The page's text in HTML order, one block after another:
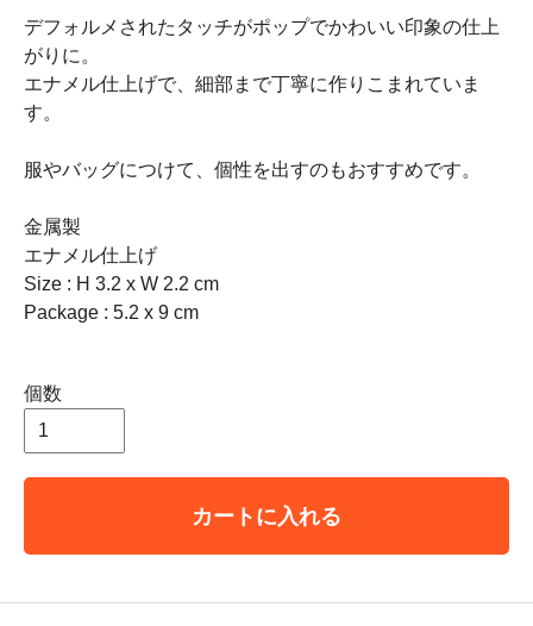
デフォルメされたタッチがポップでかわいい印象の仕上
がりに。
エナメル仕上げで、細部まで丁寧に作りこまれていま
す。
服やバッグにつけて、個性を出すのもおすすめです。
金属製
エナメル仕上げ
Size : H 3.2 x W 2.2 cm
Package : 5.2 x 9 cm
個数
カートに入れる